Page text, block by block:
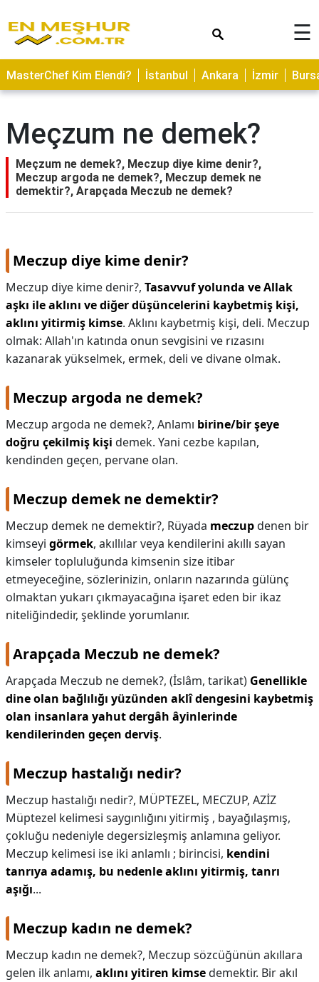
ASTROLOJİ
SAĞLIK
TARİFLERİ
GEZİLECEK
YERLER
ALANLARI
HAMİLELİK
KAPLICALAR
☰
MasterChef Kim Elendi? İstanbul Ankara İzmir
Meçzum ne demek?
Meçzum ne demek?, Meczup diye kime denir?,
Meczup argoda ne demek?, Meczup demek ne
demektir?, Arapçada Meczub ne demek?
Meczup diye kime denir?
Meczup diye kime denir?, Tasavvuf yolunda ve Allak
aşkı ile aklını ve diğer düşüncelerini kaybetmiş kişi,
aklını yitirmiş kimse. Aklını kaybetmiş kişi, deli. Meczup
olmak: Allah'ın katında onun sevgisini ve rızasını
kazanarak yükselmek, ermek, deli ve divane olmak.
Meczup argoda ne demek?
Meczup argoda ne demek?, Anlamı birine/bir şeye
doğru çekilmiş kişi demek. Yani cezbe kapılan,
kendinden geçen, pervane olan.
Meczup demek ne demektir?
Meczup demek ne demektir?, Rüyada meczupdenen bir
kimseyi görmek, akıllılar veya kendilerini akıllı sayan
kimseler topluluğunda kimsenin size itibar
etmeyeceğine, sözlerinizin, onların nazarında gülünç
olmaktan yukarı çıkmayacağına işaret eden bir ikaz
niteliğindedir, şeklinde yorumlanır.
Arapçada Meczub ne demek?
Arapçada Meczub ne demek?, (İslâm, tarikat) Genellikle
dine olan bağlılığı yüzünden aklî dengesini kaybetmiş
olan insanlara yahut dergâh âyinlerinde
kendilerinden geçen derviş.
Meczup hastalığı nedir?
Meczup hastalığı nedir?, MÜPTEZEL, MECZUP, AZİZ
Müptezel kelimesi saygınlığını yitirmiş , bayağılaşmış,
çokluğu nedeniyle degersizleşmiş anlamına geliyor.
Meczup kelimesi ise iki anlamlı ; birincisi, kendini
tanrıya adamış, bu nedenle aklını yitirmiş, tanrı
aşığı...
Meczup kadın ne demek?
Meczup kadın ne demek?, Meczup sözcüğünün akıllara
gelen ilk anlamı, aklını yitiren kimsedemektir. Bir akıl